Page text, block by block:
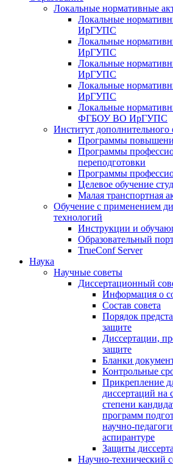
Локальные нормативные
Локальные
ИрГУПС
Локальные
ИрГУПС
Локальные
ИрГУПС
Локальные
ИрГУПС
Локальные
ФГБОУ ВО ИрГУПС
Институт дополнительного
Программы
Программы
переподготовки
Программы
Целевое обучение
Малая транспортная
Обучение с применением
технологий
Инструкции и
Образовательный
TrueConf Server
Наука
Научные советы
Диссертационный
Информация о
Состав совета
Порядок
защите
Диссертации,
защите
Бланки
Контрольные
Прикрепление
диссертаций на
степени
программ
научно-
аспирантуре
Защиты
Научно-технический